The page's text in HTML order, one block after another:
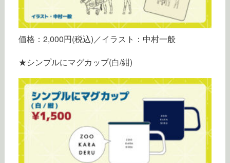
価格：2,000円(税込)／イラスト：中村一般
★シンプルにマグカップ(白/紺)